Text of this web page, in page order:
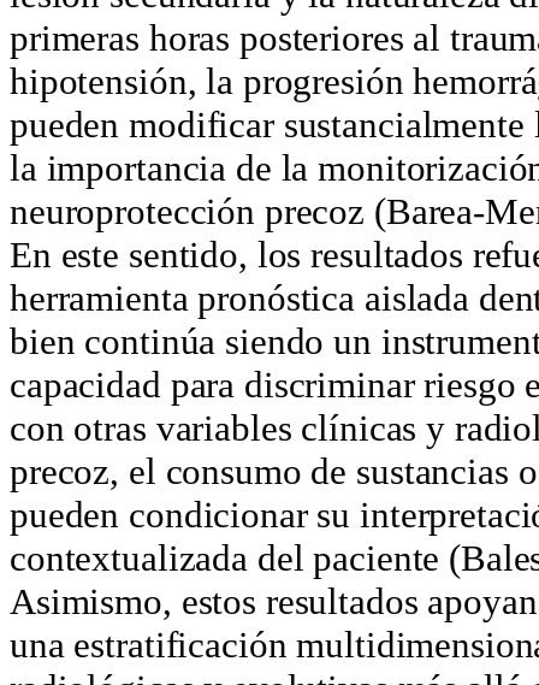
primeras horas posteriores al
hipotensión, la progresión
pueden modificar
la importancia de la
neuroprotección precoz (Barea-
En este sentido, los resultados
herramienta pronóstica aislada
bien continúa siendo un
capacidad para discriminar
con otras variables clínicas y
precoz, el consumo de
pueden condicionar su
contextualizada del paciente
Asimismo, estos resultados
una estratificación